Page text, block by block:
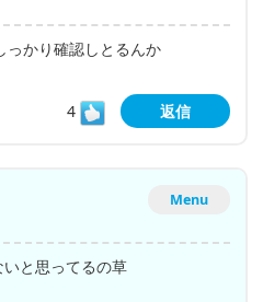
っかり確認しとるんか
4
返信
Menu
と思ってるの草